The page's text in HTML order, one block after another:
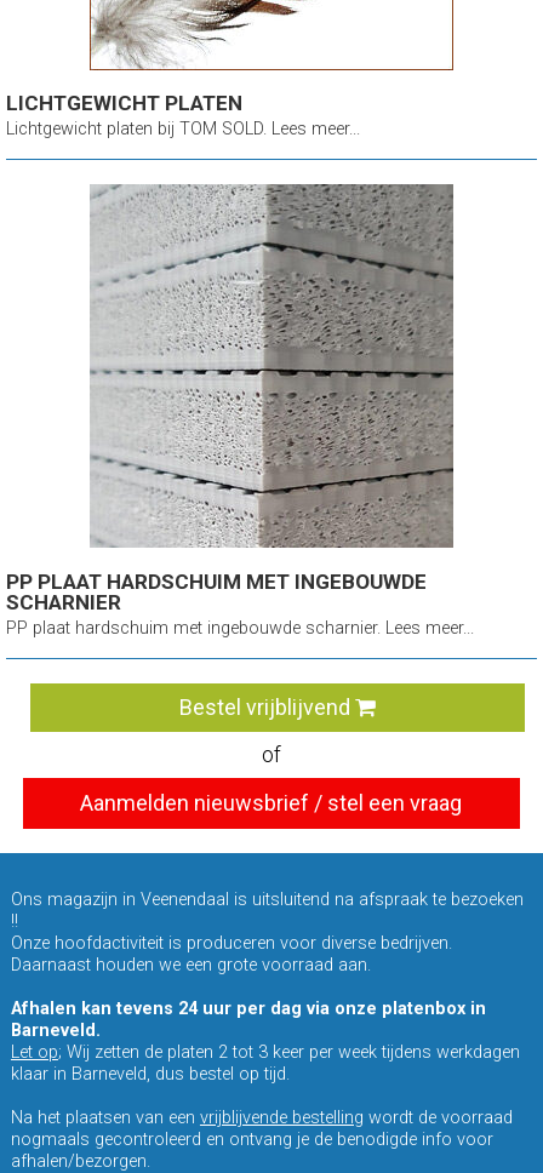
LICHTGEWICHT PLATEN
Lichtgewicht platen bij TOM SOLD. Lees meer...
PP PLAAT HARDSCHUIM MET INGEBOUWDE
SCHARNIER
PP plaat hardschuim met ingebouwde scharnier. Lees meer...
Bestel vrijblijvend
of
Aanmelden nieuwsbrief / stel een vraag
Ons magazijn in Veenendaal is uitsluitend na afspraak te bezoeken
!!
Onze hoofdactiviteit is produceren voor diverse bedrijven.
Daarnaast houden we een grote voorraad aan.
Afhalen kan tevens 24 uur per dag via onze platenbox in
Barneveld.
Let op; Wij zetten de platen 2 tot 3 keer per week tijdens werkdagen
klaar in Barneveld, dus bestel op tijd.
Na het plaatsen van een vrijblijvende bestelling wordt de voorraad
nogmaals gecontroleerd en ontvang je de benodigde info voor
afhalen/bezorgen.